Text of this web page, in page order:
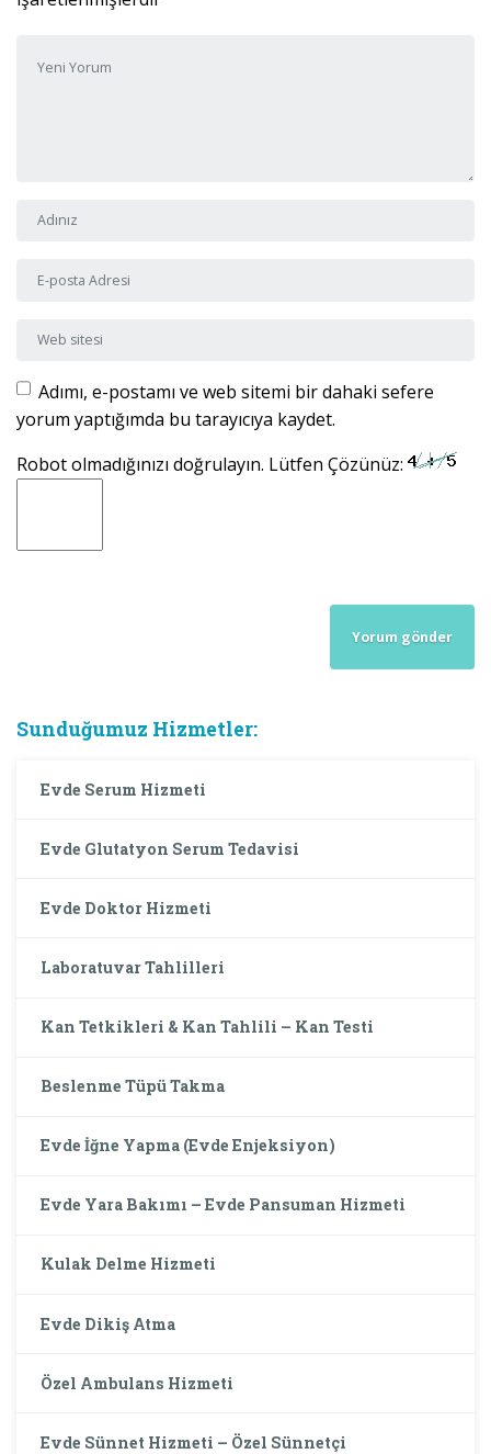
Adı ve Soyadı
E-posta Adresi
Web sitesi
Adımı, e-postamı ve web sitemi bir dahaki sefere
yorum yaptığımda bu tarayıcıya kaydet.
Robot olmadığınızı doğrulayın. Lütfen Çözünüz:
Sunduğumuz Hizmetler:
Evde Serum Hizmeti
Evde Glutatyon Serum Tedavisi
Evde Doktor Hizmeti
Laboratuvar Tahlilleri
Kan Tetkikleri & Kan Tahlili – Kan Testi
Beslenme Tüpü Takma
Evde İğne Yapma (Evde Enjeksiyon)
Evde Yara Bakımı – Evde Pansuman Hizmeti
Kulak Delme Hizmeti
Evde Dikiş Atma
Özel Ambulans Hizmeti
Evde Sünnet Hizmeti – Özel Sünnetçi